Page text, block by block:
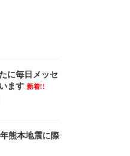
に毎日メッセ
ます 新着!!
熊本地震に際